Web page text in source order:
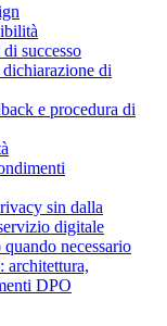
successo
di
e procedura di
sin dalla
digitale
necessario
architettura,
DPO